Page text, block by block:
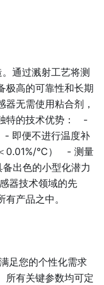
通过溅射工艺将测
极高的可靠性和长期
无需使用粘合剂，
特的技术优势： -
即便不进行温度补
0.01%/°C） - 测量
出色的小型化潜力
器技术领域的先
产品之中。
足您的个性化需求
所有关键参数均可定